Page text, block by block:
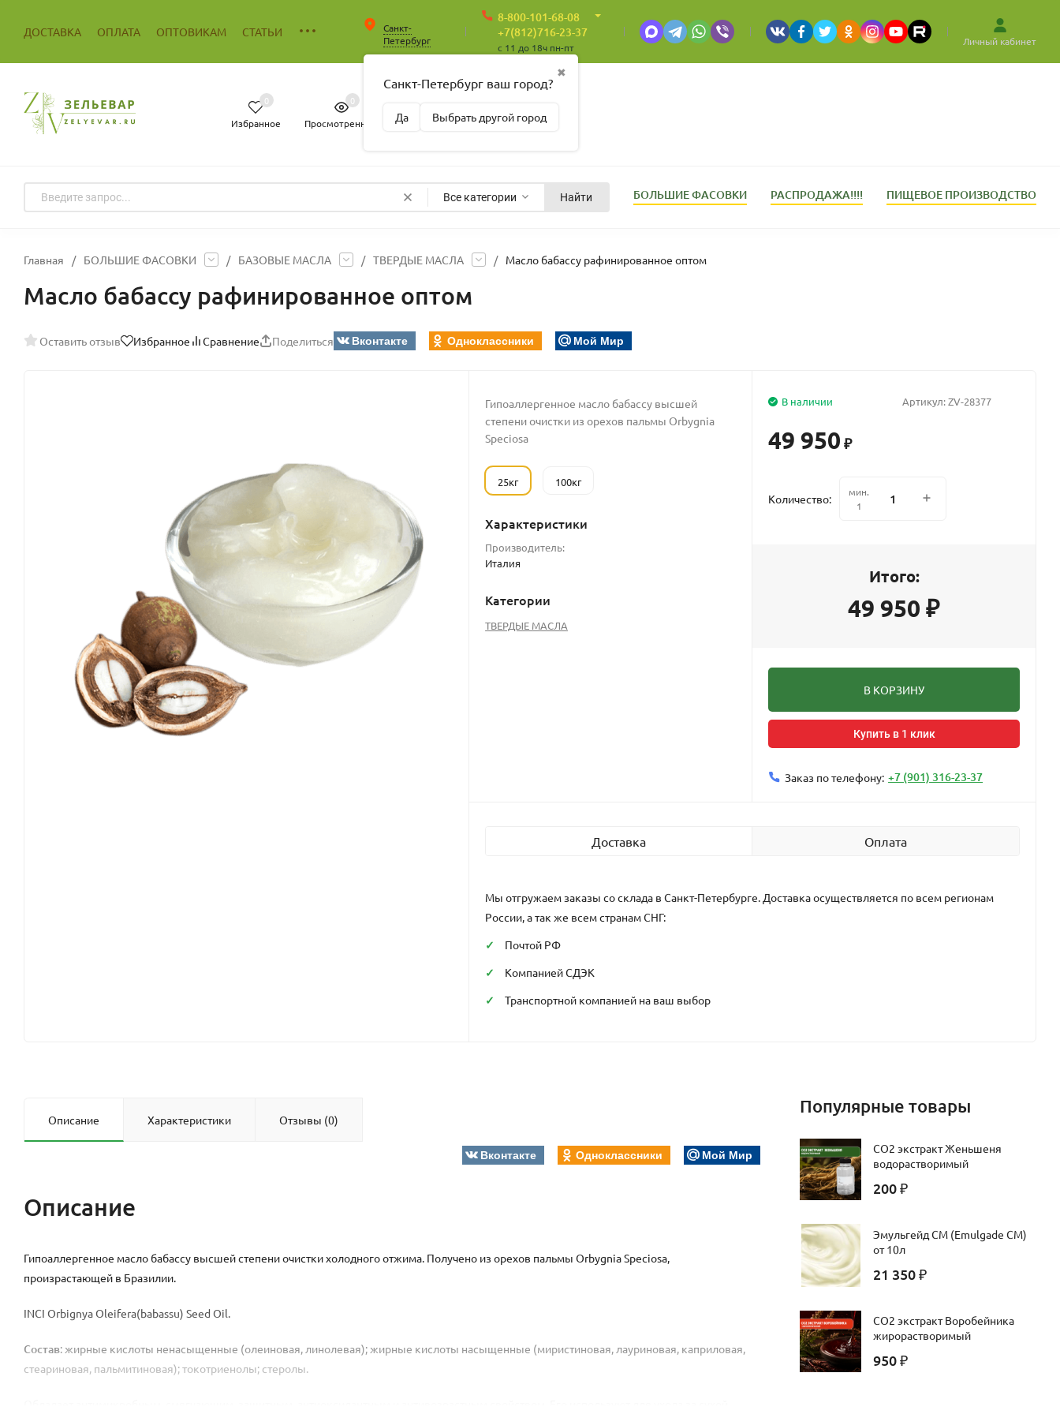
ДОСТАВКА ОПЛАТА ОПТОВИКАМ СТАТЬИ
Санкт-
Петербург
✖
Санкт-Петербург ваш город?
Да Выбрать другой город
8-800-101-68-08
+7(812)716-23-37
c 11 до 18ч пн-пт
Личный кабинет
Избранное
0
Просмотренные
0
Пусто
Все категории Найти БОЛЬШИЕ ФАСОВКИ РАСПРОДАЖА!!!! ПИЩЕВОЕ ПРОИЗВОДСТВО
Главная / БОЛЬШИЕ ФАСОВКИ / БАЗОВЫЕ МАСЛА / ТВЕРДЫЕ МАСЛА / Масло бабассу рафинированное оптом
Масло бабассу рафинированное оптом
Оставить отзыв Избранное Сравнение Поделиться Вконтакте Одноклассники Мой Мир
Гипоаллергенное масло бабассу высшей
степени очистки из орехов пальмы Orbygnia
Speciosa
25кг 100кг
Характеристики
Производитель:
Италия
Категории
ТВЕРДЫЕ МАСЛА
Артикул:ZV-28377
В наличии
49 950 ₽
Количество:
мин.
1
Итого:
49 950 ₽
В КОРЗИНУ
Купить в 1 клик
Заказ по телефону: +7 (901) 316-23-37
Доставка Оплата
Мы отгружаем заказы со склада в Санкт-Петербурге. Доставка осуществляется по всем регионам
России, а так же всем странам СНГ:
Почтой РФ
Компанией СДЭК
Транспортной компанией на ваш выбор
Описание Характеристики Отзывы (0)
Вконтакте Одноклассники Мой Мир
Описание
Гипоаллергенное масло бабассу высшей степени очистки холодного отжима. Получено из орехов пальмы Orbygnia Speciosa,
произрастающей в Бразилии.
INCI Orbignya Oleifera(babassu) Seed Oil.
Состав: жирные кислоты ненасыщенные (олеиновая, линолевая); жирные кислоты насыщенные (миристиновая, лауриновая, каприловая,
стеариновая, пальмитиновая); токотриенолы; стеролы.
Популярные товары
CO2 экстракт Женьшеня
водорастворимый
200 ₽
Эмульгейд СМ (Emulgade CM)
от 10л
21 350 ₽
СО2 экстракт Воробейника
жирорастворимый
950 ₽